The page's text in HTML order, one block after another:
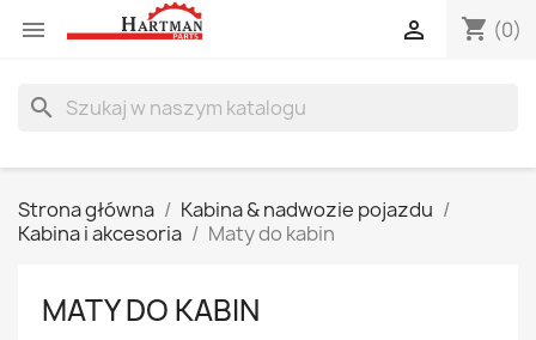
 shopping_cart (0)

search
Strona główna
Kabina & nadwozie pojazdu
Kabina i akcesoria
Maty do kabin
MATY DO KABIN